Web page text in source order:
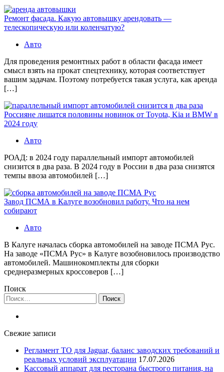
Ремонт фасада. Какую автовышку арендовать —
телескопическую или коленчатую?
Авто
Для проведения ремонтных работ в области фасада имеет
смысл взять на прокат спецтехнику, которая соответствует
вашим задачам. Поэтому потребуется такая услуга, как аренда
[…]
Россияне лишатся половины новинок от Toyota, Kia и BMW в
2024 году
Авто
РОАД: в 2024 году параллельный импорт автомобилей
снизится в два раза. В 2024 году в России в два раза снизятся
темпы ввоза автомобилей […]
Завод ПСМА в Калуге возобновил работу. Что на нем
собирают
Авто
В Калуге началась сборка автомобилей на заводе ПСМА Рус.
На заводе «ПСМА Рус» в Калуге возобновилось производство
автомобилей. Машинокомплекты для сборки
среднеразмерных кроссоверов […]
Поиск
Найти:
Свежие записи
Регламент ТО для Jaguar, баланс заводских требований и
реальных условий эксплуатации 17.07.2026
Кассовый аппарат для ресторана быстрого питания, на